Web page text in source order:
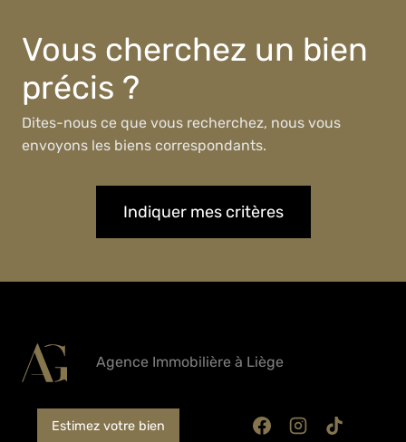
Vous cherchez un bien
précis ?
Dites-nous ce que vous recherchez, nous vous
envoyons les biens correspondants.
Indiquer mes critères
Agence Immobilière à Liège
Estimez votre bien